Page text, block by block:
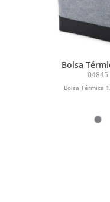
Bolsa
04845
Bolsa Térmica